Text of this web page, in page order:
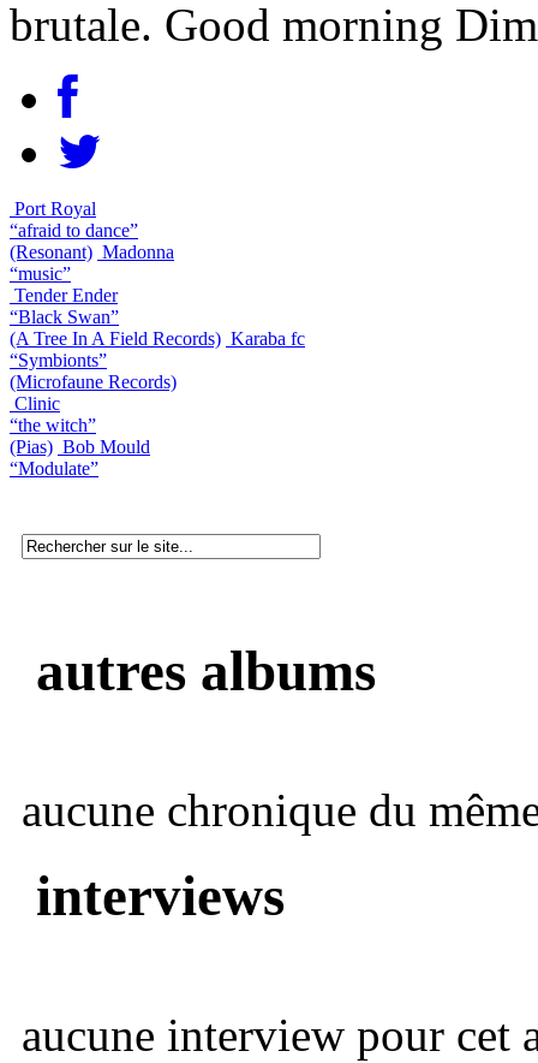
brutale. Good morning
Port Royal
“afraid to dance”
(Resonant) Madonna
“music”
Tender Ender
“Black Swan”
(A Tree In A Field Records) Karaba fc
“Symbionts”
(Microfaune Records)
Clinic
“the witch”
(Pias) Bob Mould
“Modulate”
autres albums
aucune chronique du
interviews
aucune interview pour cet